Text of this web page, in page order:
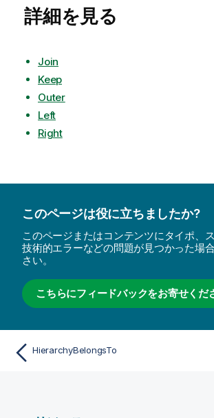
詳細を見る
Join
Keep
Outer
Left
Right
このページは役に立ちましたか?
このページまたはコンテンツにタイポ、
技術的エラーなどの問題が見つかった場
さい。
こちらにフィードバックをお寄せくだ
HierarchyBelongsTo